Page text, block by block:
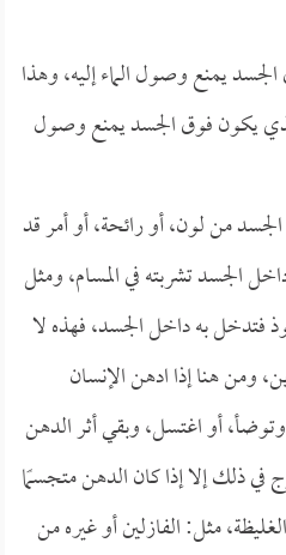
يمنع وصول الماء إليه، وهذا
يكون فوق الجسد يمنع وصول
من لون، أو رائحة، أو أمر قد
الجسد تشربته في المسام، ومثل
فتدخل به داخل الجسد، فهذه لا
ومن هنا إذا ادهن الإنسان
أو اغتسل، وبقي أثر الدهن
ذلك إلا إذا كان الدهن متجسمًا
مثل: الفازلين أو غيره من